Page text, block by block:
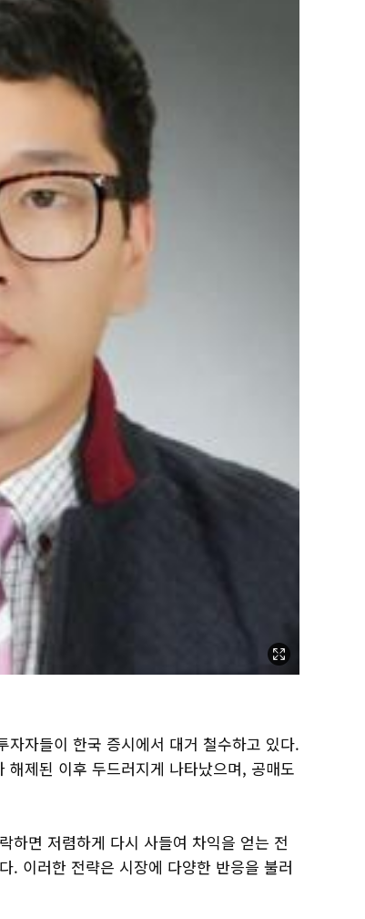
자들이 한국 증시에서 대거 철수하고 있다.
제된 이후 두드러지게 나타났으며, 공매도
하면 저렴하게 다시 사들여 차익을 얻는 전
. 이러한 전략은 시장에 다양한 반응을 불러